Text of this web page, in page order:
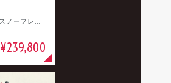
ホンダ / 110cc / パールスノーフレークホワイト
¥239,800